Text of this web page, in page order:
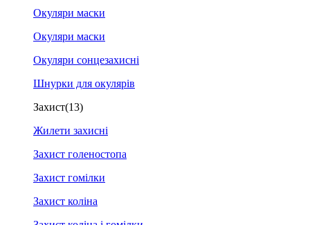
Окуляри маски
Окуляри маски
Окуляри сонцезахисні
Шнурки для окулярів
Захист(13)
Жилети захисні
Захист голеностопа
Захист гомілки
Захист коліна